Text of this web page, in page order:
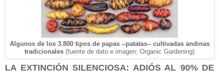
Algunos de los 3.800 tipos de papas --patatas-- cultivadas andinas
tradicionales (fuente de dato e imagen: Organic Gardening)
LA EXTINCIÓN SILENCIOSA: ADIÓS AL 90% DE